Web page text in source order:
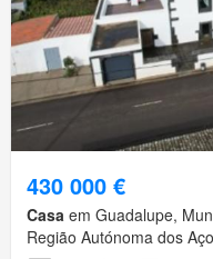
430 000 €
Casa em Guadalupe,
Região Autónoma dos